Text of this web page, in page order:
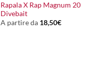
Rapala X Rap Magnum 20
Divebait
A partire da 18,50€